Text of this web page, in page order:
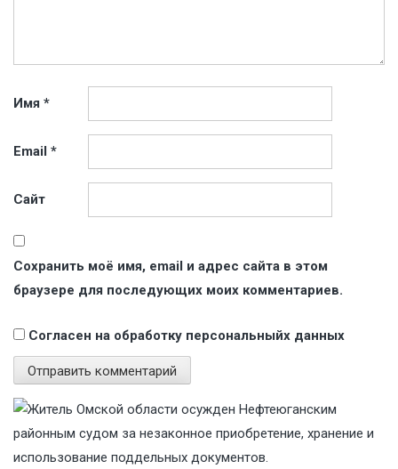
Имя *
Email *
Сайт
Сохранить моё имя, email и адрес сайта в этом
браузере для последующих моих комментариев.
Согласен на обработку персональныйх данных